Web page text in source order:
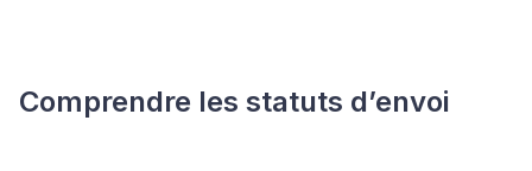
Comprendre les statuts d’envoi